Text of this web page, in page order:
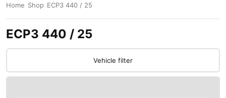
Home Shop ECP3 440 / 25
ECP3 440 / 25
Vehicle filter